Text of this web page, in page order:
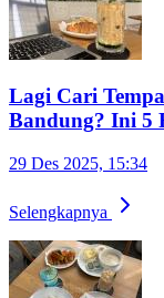
Lagi Cari
Bandung? Ini 5
29 Des 2025, 15:34
Selengkapnya